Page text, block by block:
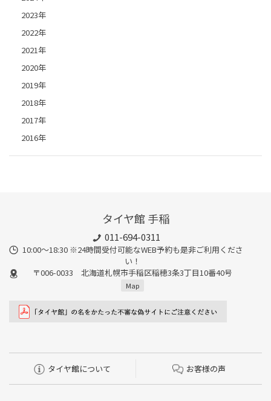
2023年
2022年
2021年
2020年
2019年
2018年
2017年
2016年
タイヤ館 手稲
011-694-0311
10:00～18:30 ※24時間受付可能なWEB予約も是非ご利用くださ
い！
〒006-0033 北海道札幌市手稲区稲穂3条3丁目10番40号
Map
タイヤ館について お客様の声